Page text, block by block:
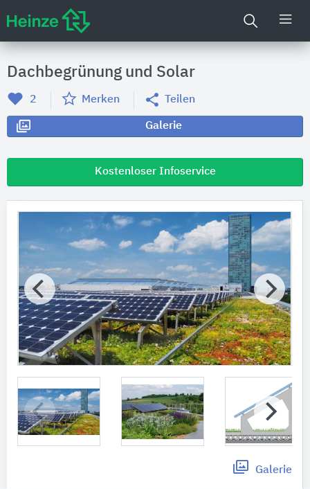
Dachbegrünung und Solar
2 Merken Teilen
Galerie
Kostenloser Infoservice
Galerie